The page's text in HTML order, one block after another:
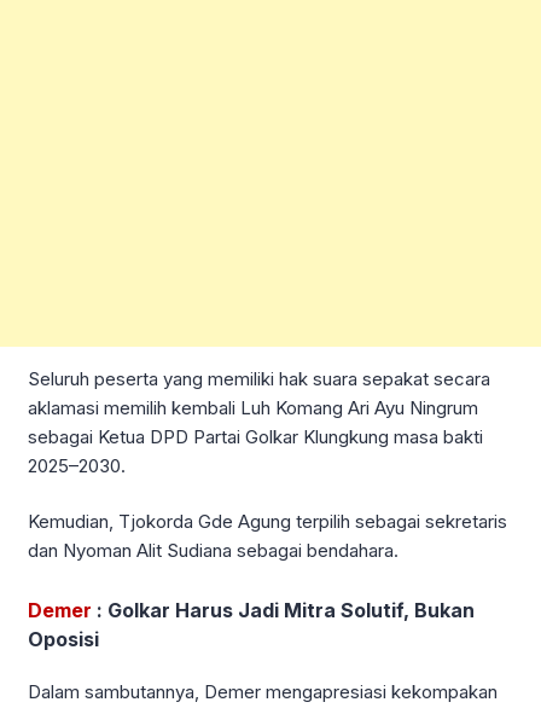
Seluruh peserta yang memiliki hak suara sepakat secara
aklamasi memilih kembali Luh Komang Ari Ayu Ningrum
sebagai Ketua DPD Partai Golkar Klungkung masa bakti
2025–2030.
Kemudian, Tjokorda Gde Agung terpilih sebagai sekretaris
dan Nyoman Alit Sudiana sebagai bendahara.
Demer : Golkar Harus Jadi Mitra Solutif, Bukan
Oposisi
Dalam sambutannya, Demer mengapresiasi kekompakan